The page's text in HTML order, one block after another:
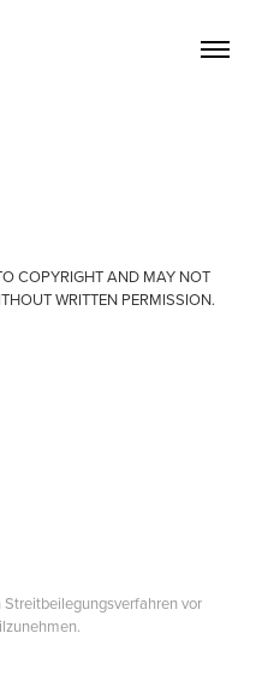
COPYRIGHT AND MAY NOT
WRITTEN PERMISSION.
vor